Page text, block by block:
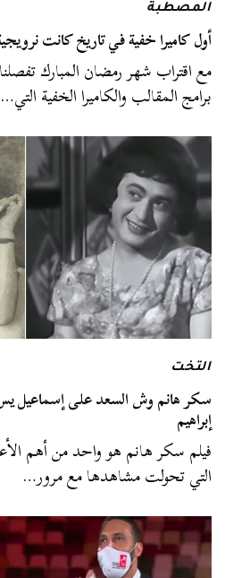
المصطبة
أول كاميرا خفية في تاريخ كانت نرويجية
مع اقتراب شهر رمضان المبارك
برامج المقالب والكاميرا الخفية التي…
التخت
سكر هانم وش السعد على إسماعيل
إبراهيم
فيلم سكر هانم هو واحد من أهم
التي تحولت مشاهدها مع مرور…